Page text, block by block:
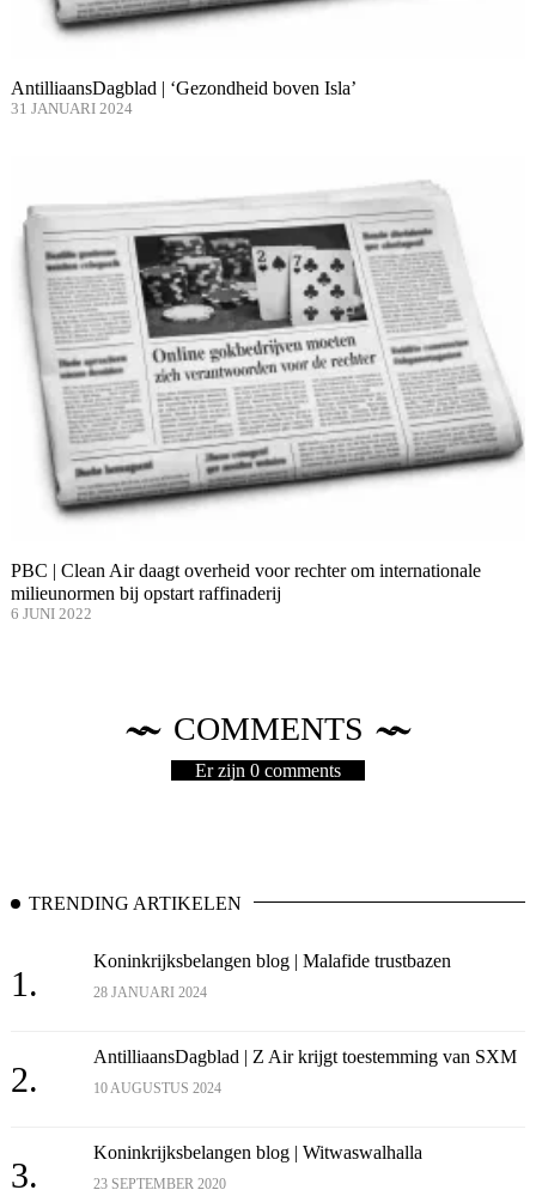
AntilliaansDagblad | ‘Gezondheid boven Isla’
31 JANUARI 2024
PBC | Clean Air daagt overheid voor rechter om internationale
milieunormen bij opstart raffinaderij
6 JUNI 2022
COMMENTS
Er zijn 0 comments
TRENDING ARTIKELEN
1.
Koninkrijksbelangen blog | Malafide trustbazen
28 JANUARI 2024
2.
AntilliaansDagblad | Z Air krijgt toestemming van SXM
10 AUGUSTUS 2024
3.
Koninkrijksbelangen blog | Witwaswalhalla
23 SEPTEMBER 2020